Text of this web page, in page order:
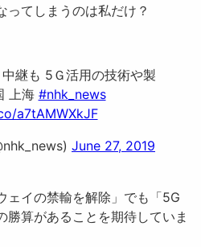
ってしまうのは私だけ？
継も 5Ｇ活用の技術や製
上海 #nhk_news
a7tAMWXkJF
June 27, 2019
ェイの禁輸を解除 」でも「5G
勝算があることを期待していま